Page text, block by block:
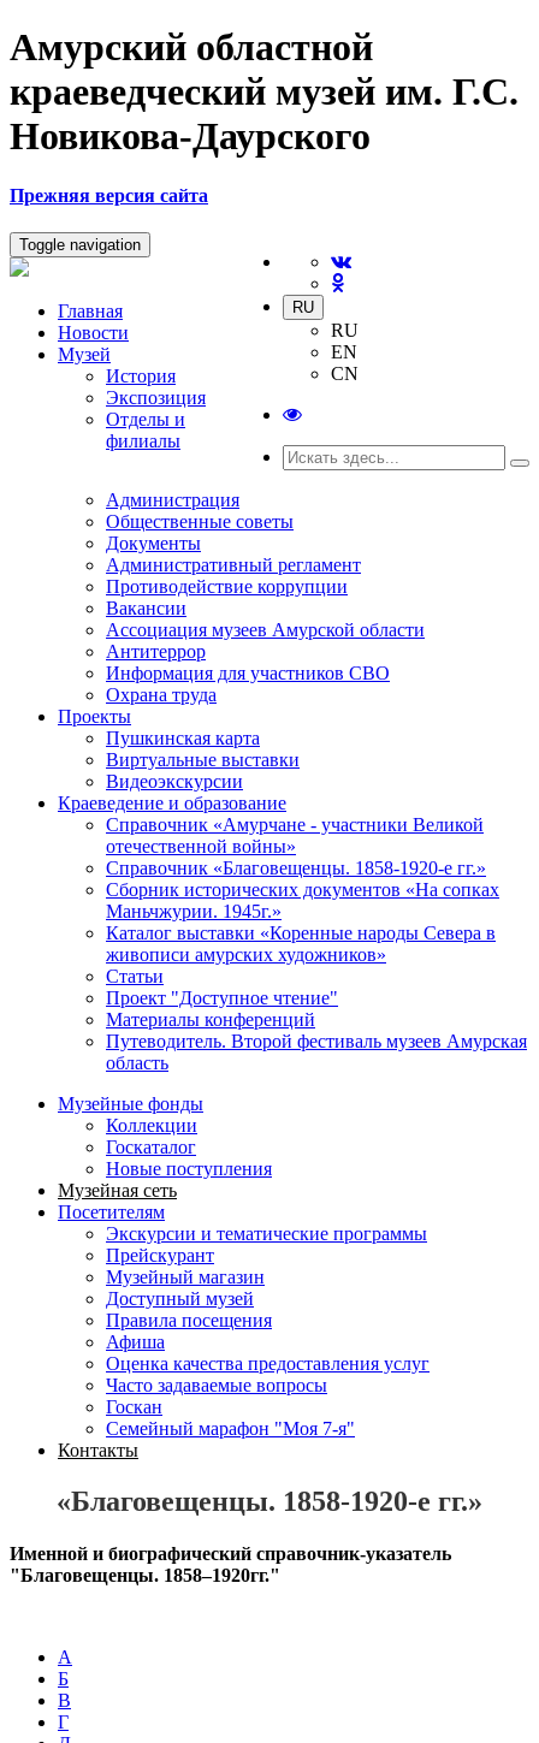
Амурский областной
краеведческий музей им. Г.С.
Новикова-Даурского
Прежняя версия сайта
RU
RU
EN
CN
Toggle navigation
Главная
Новости
Музей
История
Экспозиция
Отделы и
филиалы
Администрация
Общественные советы
Документы
Административный регламент
Противодействие коррупции
Вакансии
Ассоциация музеев Амурской области
Антитеррор
Информация для участников СВО
Охрана труда
Проекты
Пушкинская карта
Виртуальные выставки
Видеоэкскурсии
Краеведение и образование
Справочник «Амурчане - участники Великой
отечественной войны»
Справочник «Благовещенцы. 1858-1920-е гг.»
Сборник исторических документов «На сопках
Маньчжурии. 1945г.»
Каталог выставки «Коренные народы Севера в
живописи амурских художников»
Статьи
Проект "Доступное чтение"
Материалы конференций
Путеводитель. Второй фестиваль музеев Амурская
область
Музейные фонды
Коллекции
Госкаталог
Новые поступления
Музейная сеть
Посетителям
Экскурсии и тематические программы
Прейскурант
Музейный магазин
Доступный музей
Правила посещения
Афиша
Оценка качества предоставления услуг
Часто задаваемые вопросы
Госкан
Семейный марафон "Моя 7-я"
Контакты
«Благовещенцы. 1858-1920-е гг.»
Именной и биографический справочник-указатель
"Благовещенцы. 1858–1920гг."
А
Б
В
Г